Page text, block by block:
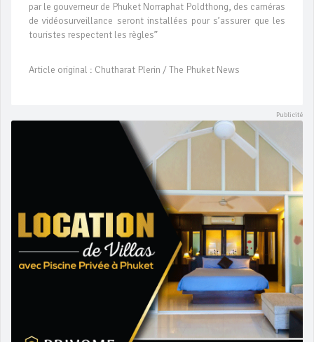
par le gouverneur de Phuket Norraphat Poldthong, des caméras
de vidéosurveillance seront installées pour s’assurer que les
touristes respectent les règles”
Article original : Chutharat Plerin / The Phuket News